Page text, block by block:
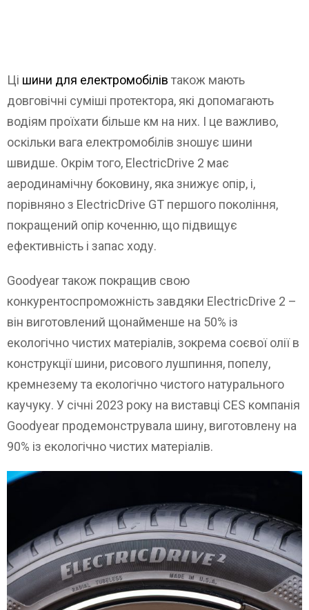
Ці шини для електромобілів також мають
довговічні суміші протектора, які допомагають
водіям проїхати більше км на них. І це важливо,
оскільки вага електромобілів зношує шини
швидше. Окрім того, ElectricDrive 2 має
аеродинамічну боковину, яка знижує опір, і,
порівняно з ElectricDrive GT першого покоління,
покращений опір коченню, що підвищує
ефективність і запас ходу.
Goodyear також покращив свою
конкурентоспроможність завдяки ElectricDrive 2 –
він виготовлений щонайменше на 50% із
екологічно чистих матеріалів, зокрема соєвої олії в
конструкції шини, рисового лушпиння, попелу,
кремнезему та екологічно чистого натурального
каучуку. У січні 2023 року на виставці CES компанія
Goodyear продемонструвала шину, виготовлену на
90% із екологічно чистих матеріалів.